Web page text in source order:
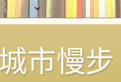
市慢步